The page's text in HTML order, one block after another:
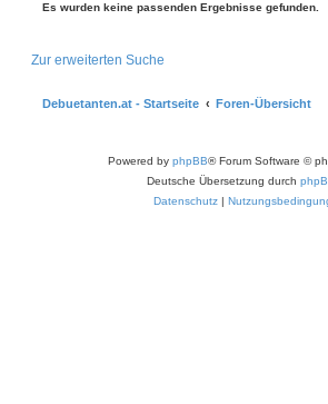
Es wurden keine passenden Ergebnisse gefunden.
Zur erweiterten Suche
Debuetanten.at - Startseite Foren-Übersicht
Powered by phpBB® Forum Software ©
Deutsche Übersetzung durch
Datenschutz|